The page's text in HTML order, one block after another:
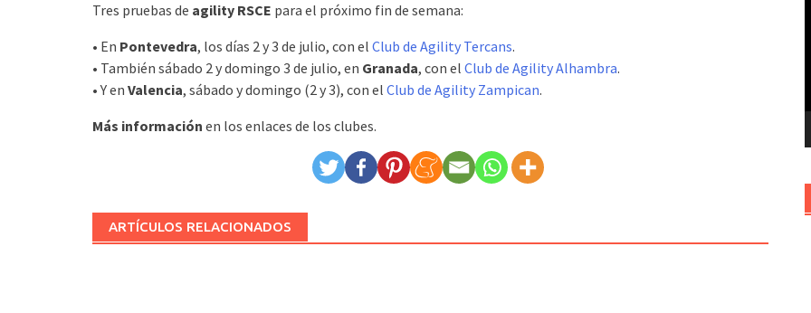
Tres pruebas de agility RSCE para el próximo fin de semana:
• En Pontevedra, los días 2 y 3 de julio, con el Club de Agility Tercans.
• También sábado 2 y domingo 3 de julio, en Granada, con el Club de Agility Alhambra.
• Y en Valencia, sábado y domingo (2 y 3), con el Club de Agility Zampican.
Más información en los enlaces de los clubes.
ARTÍCULOS RELACIONADOS